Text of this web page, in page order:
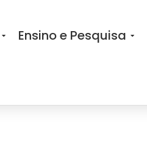
Ensino e Pesquisa